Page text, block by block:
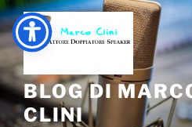
Salta
al
contenuto
BLOG DI
CLINI